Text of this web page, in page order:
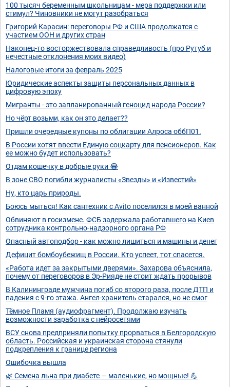
100 тысяч беременным школьницам - мера поддержки или
стимул? Чиновники не могут разобраться
Григорий Карасин: переговоры РФ и США продолжатся с
участием ООН и других стран
Наконец-то восторжествовала справедливость (про Рутуб и
нечестные отклонения моих видео)
Налоговые итоги за февраль 2025
Юридические аспекты защиты персональных данных в
цифровую эпоху
Мигранты - это запланированный геноцид народа России?
Но чёрт возьми, как он это делает??
Пришли очередные купоны по облигации Алроса оббП01.
В России хотят ввести Единую соцкарту для пенсионеров. Как
ее можно будет использовать?
Отдам кошечку в добрые руки 😂
В зоне СВО погибли журналисты «Звезды» и «Известий»
Ну, кто царь природы.
Боюсь мыться! Как сантехник с Аvito поселился в моей ванной
Обвиняют в госизмене. ФСБ задержала работавшего на Киев
сотрудника контрольно-надзорного органа РФ
Опасный автоподбор - как можно лишиться и машины и денег
Дефицит бомбоубежищ в России. Кто успеет, тот спасется.
«Работа идет за закрытыми дверями». Захарова объяснила,
почему от переговоров в Эр-Рияде не стоит ждать прорывов
В Калининграде мужчина погиб со второго раза, после ДТП и
падения с 9-го этажа. Ангел-хранитель старался, но не смог
Тёмное Пламя (аудиофрагмент). Продолжаю изучать
возможности заработка с нейросетями
ВСУ снова предприняли попытку прорваться в Белгородскую
область. Российская и украинская сторона стянули
подкрепления к границе региона
Ошибочка вышла
🌿 Семена льна при диабете — маленькие, но мощные! 💪